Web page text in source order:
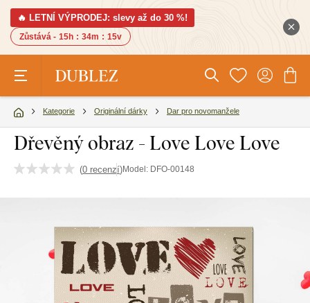
🔥 LETNÍ VÝPRODEJ: slevy až do 30 %!
Zůstává - 15h : 34m : 14v
Kategorie Originální dárky Dar pro novomanžele
Dřevěný obraz - Love Love Love
(0 recenzí)Model: DFO-00148